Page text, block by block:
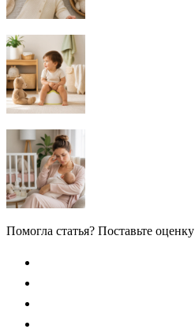
Помогла статья? Поставьте оценку